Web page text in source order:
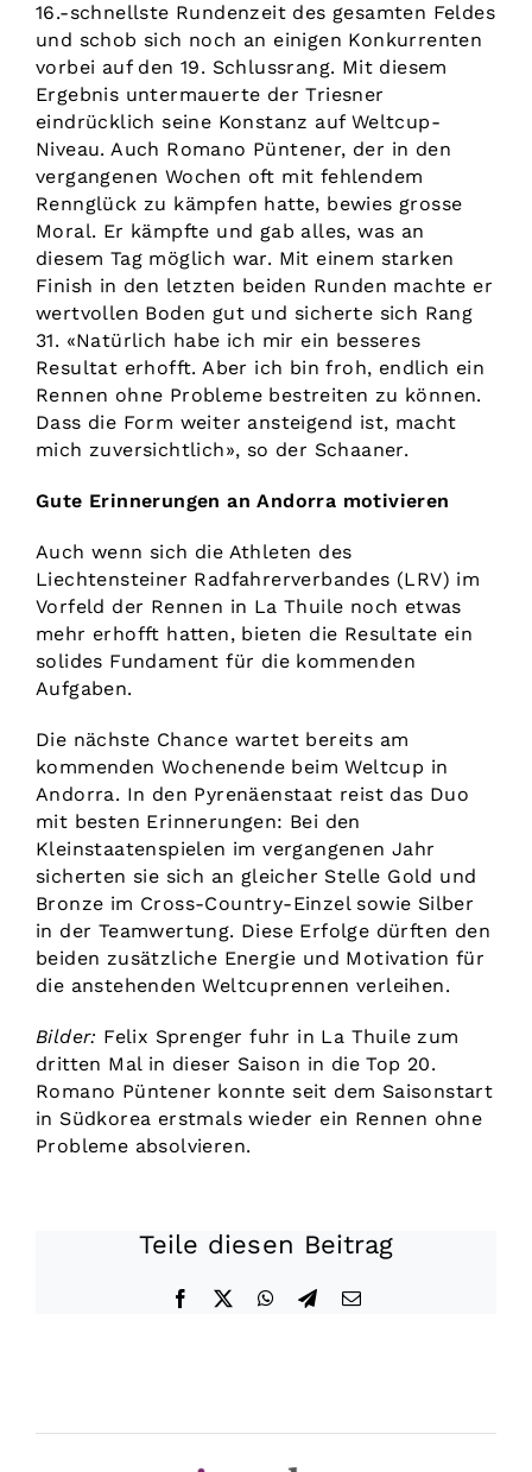
16.-schnellste Rundenzeit des gesamten Feldes
und schob sich noch an einigen Konkurrenten
vorbei auf den 19. Schlussrang. Mit diesem
Ergebnis untermauerte der Triesner
eindrücklich seine Konstanz auf Weltcup-
Niveau. Auch Romano Püntener, der in den
vergangenen Wochen oft mit fehlendem
Rennglück zu kämpfen hatte, bewies grosse
Moral. Er kämpfte und gab alles, was an
diesem Tag möglich war. Mit einem starken
Finish in den letzten beiden Runden machte er
wertvollen Boden gut und sicherte sich Rang
31. «Natürlich habe ich mir ein besseres
Resultat erhofft. Aber ich bin froh, endlich ein
Rennen ohne Probleme bestreiten zu können.
Dass die Form weiter ansteigend ist, macht
mich zuversichtlich», so der Schaaner.
Gute Erinnerungen an Andorra motivieren
Auch wenn sich die Athleten des
Liechtensteiner Radfahrerverbandes (LRV) im
Vorfeld der Rennen in La Thuile noch etwas
mehr erhofft hatten, bieten die Resultate ein
solides Fundament für die kommenden
Aufgaben.
Die nächste Chance wartet bereits am
kommenden Wochenende beim Weltcup in
Andorra. In den Pyrenäenstaat reist das Duo
mit besten Erinnerungen: Bei den
Kleinstaatenspielen im vergangenen Jahr
sicherten sie sich an gleicher Stelle Gold und
Bronze im Cross-Country-Einzel sowie Silber
in der Teamwertung. Diese Erfolge dürften den
beiden zusätzliche Energie und Motivation für
die anstehenden Weltcuprennen verleihen.
Bilder: Felix Sprenger fuhr in La Thuile zum
dritten Mal in dieser Saison in die Top 20.
Romano Püntener konnte seit dem Saisonstart
in Südkorea erstmals wieder ein Rennen ohne
Probleme absolvieren.
Teile diesen Beitrag
Facebook WhatsApp
Telegram
E-